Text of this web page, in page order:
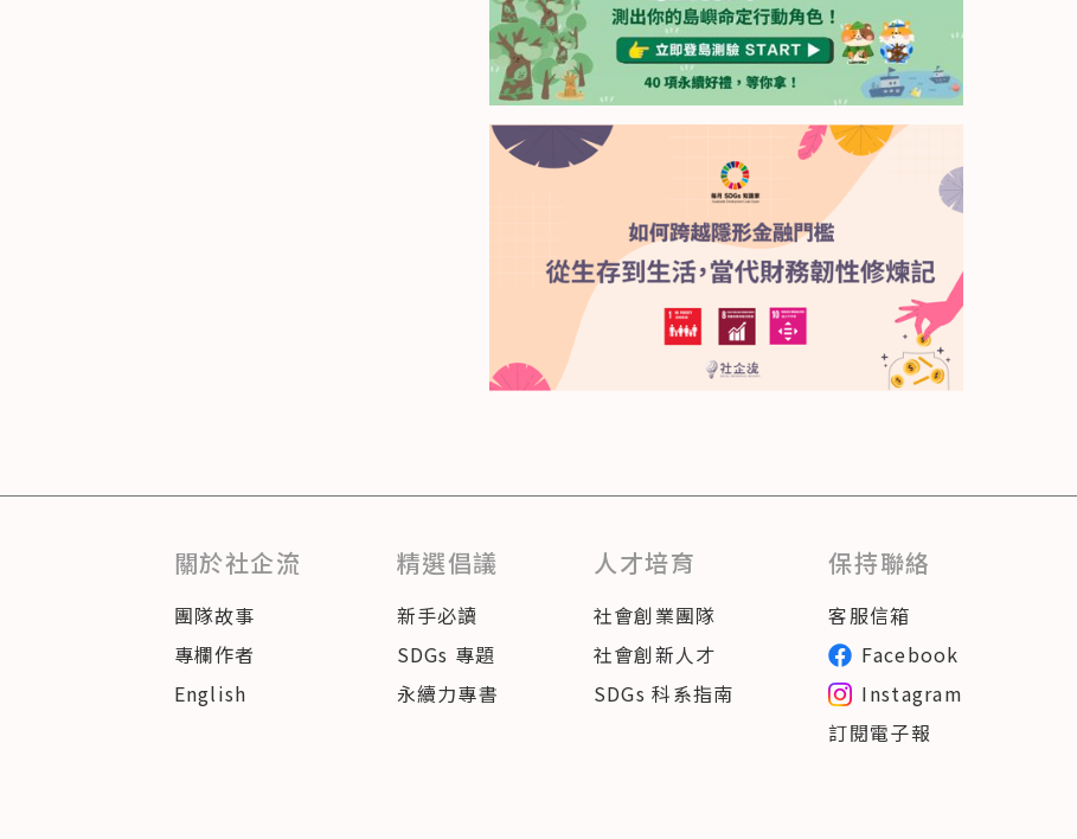
關於社企流
團隊故事
專欄作者
English
精選倡議
新手必讀
SDGs 專題
永續力專書
人才培育
社會創業團隊
社會創新人才
SDGs 科系指南
保持聯絡
客服信箱
Facebook
Instagram
訂閱電子報